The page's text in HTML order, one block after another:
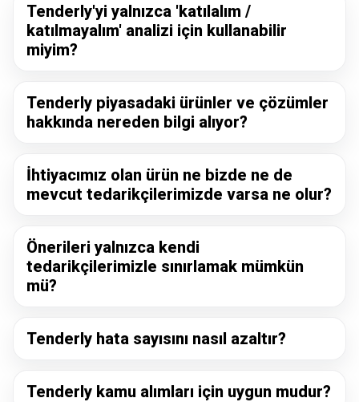
Tenderly'yi yalnızca 'katılalım /
katılmayalım' analizi için kullanabilir
miyim?
Tenderly piyasadaki ürünler ve çözümler
hakkında nereden bilgi alıyor?
İhtiyacımız olan ürün ne bizde ne de
mevcut tedarikçilerimizde varsa ne olur?
Önerileri yalnızca kendi
tedarikçilerimizle sınırlamak mümkün
mü?
Tenderly hata sayısını nasıl azaltır?
Tenderly kamu alımları için uygun mudur?